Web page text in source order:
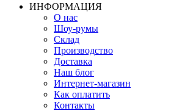
ИНФОРМАЦИЯ
О нас
Шоу-румы
Склад
Производство
Доставка
Наш блог
Интернет-магазин
Как оплатить
Контакты